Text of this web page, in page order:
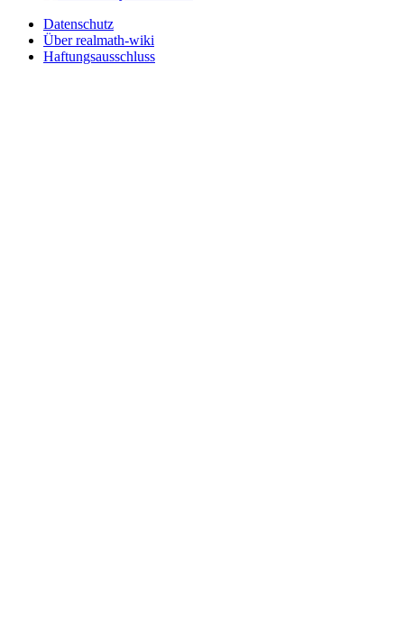
Datenschutz
Über realmath-wiki
Haftungsausschluss